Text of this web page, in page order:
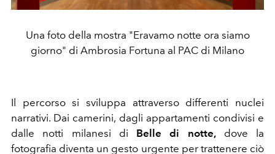
Una foto della mostra "Eravamo notte ora siamo
giorno" di Ambrosia Fortuna al PAC di Milano
Il percorso si sviluppa attraverso differenti nuclei
narrativi. Dai camerini, dagli appartamenti condivisi e
dalle notti milanesi di Belle di notte,dove la
fotografia diventa un gesto urgente per trattenere ciò